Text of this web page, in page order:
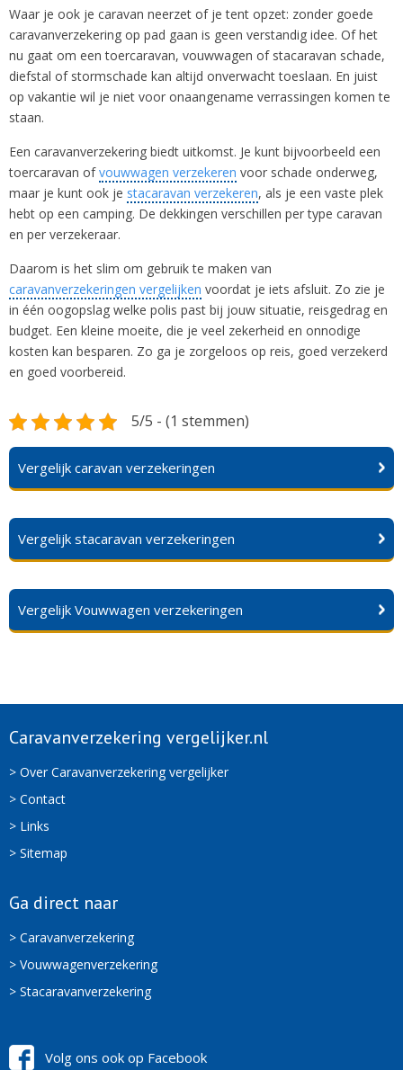
Waar je ook je caravan neerzet of je tent opzet: zonder goede
caravanverzekering op pad gaan is geen verstandig idee. Of het
nu gaat om een toercaravan, vouwwagen of stacaravan schade,
diefstal of stormschade kan altijd onverwacht toeslaan. En juist
op vakantie wil je niet voor onaangename verrassingen komen te
staan.
Een caravanverzekering biedt uitkomst. Je kunt bijvoorbeeld een
toercaravan ofvouwwagen verzekeren voor schade onderweg,
maar je kunt ook je stacaravan verzekeren, als je een vaste plek
hebt op een camping. De dekkingen verschillen per type caravan
en per verzekeraar.
Daarom is het slim om gebruik te maken van
caravanverzekeringen vergelijken voordat je iets afsluit. Zo zie je
in één oogopslag welke polis past bij jouw situatie, reisgedrag en
budget. Een kleine moeite, die je veel zekerheid en onnodige
kosten kan besparen. Zo ga je zorgeloos op reis, goed verzekerd
en goed voorbereid.
5/5 - (1 stemmen)
Vergelijk caravan verzekeringen
Vergelijk stacaravan verzekeringen
Vergelijk Vouwwagen verzekeringen
Caravanverzekering vergelijker.nl
> Over Caravanverzekering vergelijker
> Contact
> Links
> Sitemap
Ga direct naar
> Caravanverzekering
> Vouwwagenverzekering
> Stacaravanverzekering
Volg ons ook op Facebook